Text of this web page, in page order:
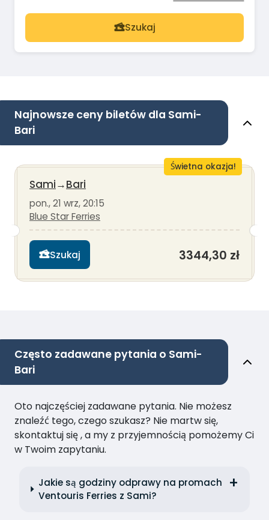
Szukaj
Najnowsze ceny biletów dla Sami-
Bari
Świetna okazja!
Sami→Bari
pon., 21 wrz, 20:15
Blue Star Ferries
Szukaj 3344,30 zł
Często zadawane pytania o Sami-
Bari
Oto najczęściej zadawane pytania. Nie możesz
znaleźć tego, czego szukasz? Nie martw się,
skontaktuj się , a my z przyjemnością pomożemy Ci
w Twoim zapytaniu.
Jakie są godziny odprawy na promach
Ventouris Ferries z Sami?